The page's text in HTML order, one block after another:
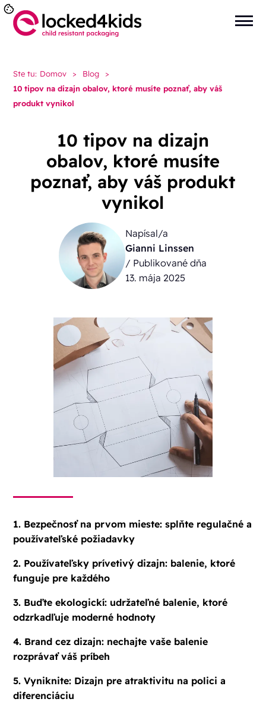
Ste tu: Domov > Blog
>
10 tipov na dizajn obalov, ktoré musíte poznať, aby váš
produkt vynikol
10 tipov na dizajn
obalov, ktoré musíte
poznať, aby váš produkt
vynikol
Napísal/a
Gianni Linssen
/ Publikované dňa
13. mája 2025
1. Bezpečnosť na prvom mieste: splňte regulačné a
používateľské požiadavky
2. Používateľsky prívetivý dizajn: balenie, ktoré
funguje pre každého
3. Buďte ekologickí: udržateľné balenie, ktoré
odzrkadľuje moderné hodnoty
4. Brand cez dizajn: nechajte vaše balenie
rozprávať váš príbeh
5. Vyniknite: Dizajn pre atraktivitu na polici a
diferenciáciu